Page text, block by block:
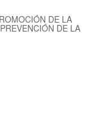
DE LA
DE LA